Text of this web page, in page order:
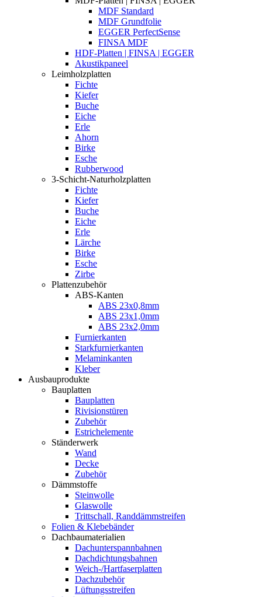
MDF Standard
MDF Grundfolie
EGGER PerfectSense
FINSA MDF
HDF-Platten | FINSA | EGGER
Akustikpaneel
Leimholzplatten
Fichte
Kiefer
Buche
Eiche
Erle
Ahorn
Birke
Esche
Rubberwood
3-Schicht-Naturholzplatten
Fichte
Kiefer
Buche
Eiche
Erle
Lärche
Birke
Esche
Zirbe
Plattenzubehör
ABS-Kanten
ABS 23x0,8mm
ABS 23x1,0mm
ABS 23x2,0mm
Furnierkanten
Starkfurnierkanten
Melaminkanten
Kleber
Ausbauprodukte
Bauplatten
Bauplatten
Rivisionstüren
Zubehör
Estrichelemente
Ständerwerk
Wand
Decke
Zubehör
Dämmstoffe
Steinwolle
Glaswolle
Trittschall, Randdämmstreifen
Folien & Klebebänder
Dachbaumaterialien
Dachunterspannbahnen
Dachdichtungsbahnen
Weich-/Hartfaserplatten
Dachzubehör
Lüftungsstreifen